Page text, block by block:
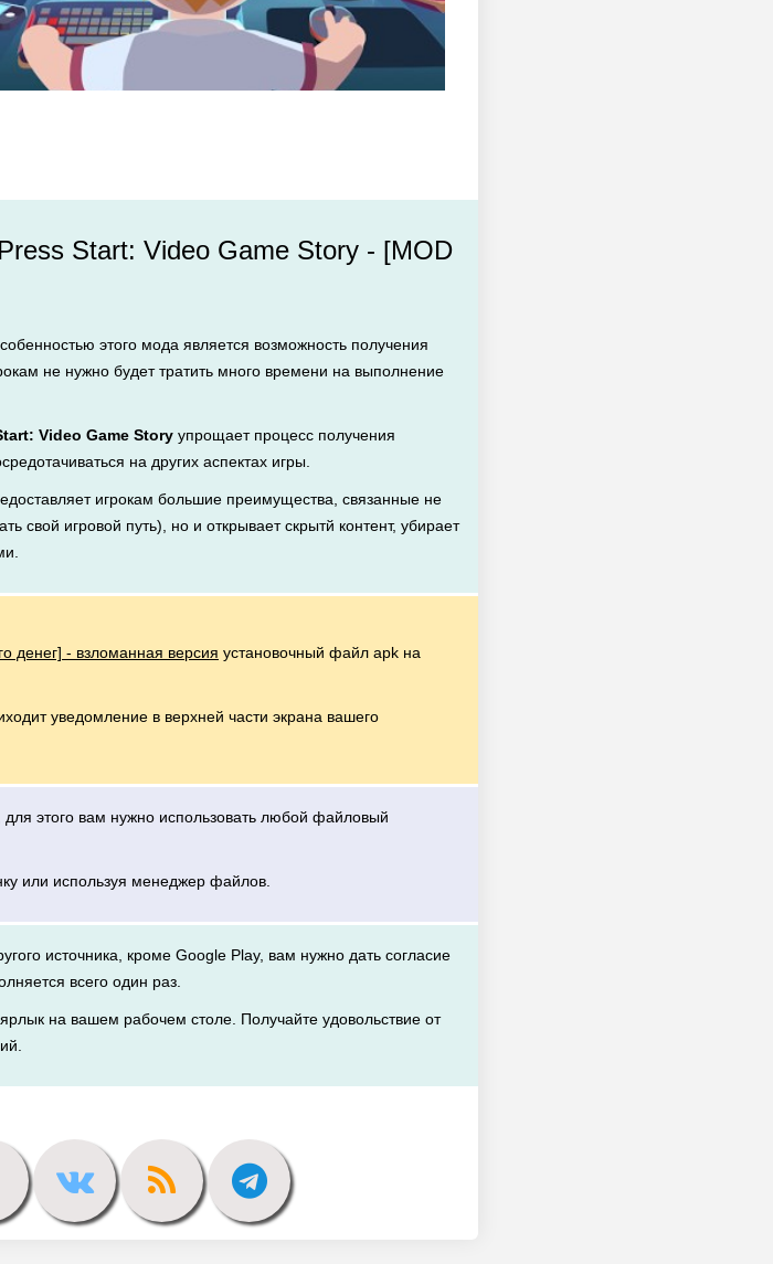
Start: Video Game Story - [MOD
этого мода является возможность получения
не нужно будет тратить много времени на выполнение
Video Game Story упрощает процесс получения
на других аспектах игры.
игрокам большие преимущества, связанные не
свой игровой путь), но и открывает скрытй контент, убирает
денег] - взломанная версия установочный файл apk на
уведомление в верхней части экрана вашего
этого вам нужно использовать любой файловый
или используя менеджер файлов.
источника, кроме Google Play, вам нужно дать согласие
всего один раз.
на вашем рабочем столе. Получайте удовольствие от